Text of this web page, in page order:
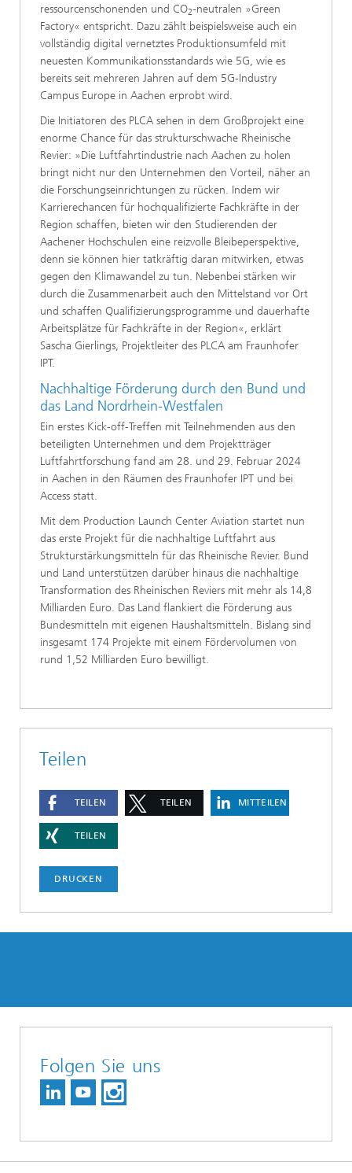
ressourcenschonenden und CO2-neutralen »Green
Factory« entspricht. Dazu zählt beispielsweise auch ein
vollständig digital vernetztes Produktionsumfeld mit
neuesten Kommunikationsstandards wie 5G, wie es
bereits seit mehreren Jahren auf dem 5G-Industry
Campus Europe in Aachen erprobt wird.
Die Initiatoren des PLCA sehen in dem Großprojekt eine
enorme Chance für das strukturschwache Rheinische
Revier: »Die Luftfahrtindustrie nach Aachen zu holen
bringt nicht nur den Unternehmen den Vorteil, näher an
die Forschungseinrichtungen zu rücken. Indem wir
Karrierechancen für hochqualifizierte Fachkräfte in der
Region schaffen, bieten wir den Studierenden der
Aachener Hochschulen eine reizvolle Bleibeperspektive,
denn sie können hier tatkräftig daran mitwirken, etwas
gegen den Klimawandel zu tun. Nebenbei stärken wir
durch die Zusammenarbeit auch den Mittelstand vor Ort
und schaffen Qualifizierungsprogramme und dauerhafte
Arbeitsplätze für Fachkräfte in der Region«, erklärt
Sascha Gierlings, Projektleiter des PLCA am Fraunhofer
IPT.
Nachhaltige Förderung durch den Bund und
das Land Nordrhein-Westfalen
Ein erstes Kick-off-Treffen mit Teilnehmenden aus den
beteiligten Unternehmen und dem Projektträger
Luftfahrtforschung fand am 28. und 29. Februar 2024
in Aachen in den Räumen des Fraunhofer IPT und bei
Access statt.
Mit dem Production Launch Center Aviation startet nun
das erste Projekt für die nachhaltige Luftfahrt aus
Strukturstärkungsmitteln für das Rheinische Revier. Bund
und Land unterstützen darüber hinaus die nachhaltige
Transformation des Rheinischen Reviers mit mehr als 14,8
Milliarden Euro. Das Land flankiert die Förderung aus
Bundesmitteln mit eigenen Haushaltsmitteln. Bislang sind
insgesamt 174 Projekte mit einem Fördervolumen von
rund 1,52 Milliarden Euro bewilligt.
Teilen
TEILEN TEILEN MITTEILEN
TEILEN
DRUCKEN
Folgen Sie uns